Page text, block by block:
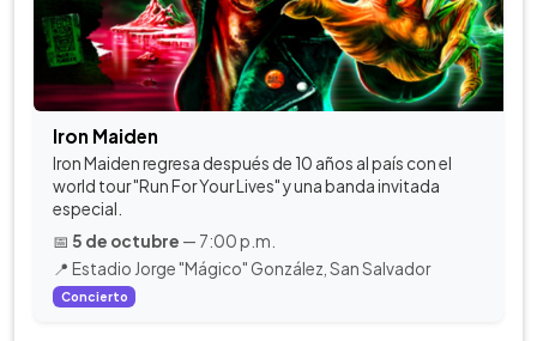
Iron Maiden
Iron Maiden regresa después de 10 años al país con el
world tour "Run For Your Lives" y una banda invitada
especial.
📅 5 de octubre — 7:00 p.m.
📍 Estadio Jorge "Mágico" González, San Salvador
Concierto